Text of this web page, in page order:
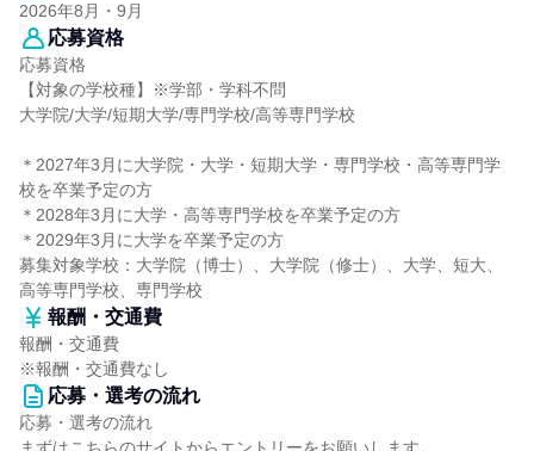
2026年8月・9月
応募資格
応募資格
【対象の学校種】※学部・学科不問
大学院/大学/短期大学/専門学校/高等専門学校
＊2027年3月に大学院・大学・短期大学・専門学校・高等専門学
校を卒業予定の方
＊2028年3月に大学・高等専門学校を卒業予定の方
＊2029年3月に大学を卒業予定の方
募集対象学校：大学院（博士）、大学院（修士）、大学、短大、
高等専門学校、専門学校
報酬・交通費
報酬・交通費
※報酬・交通費なし
応募・選考の流れ
応募・選考の流れ